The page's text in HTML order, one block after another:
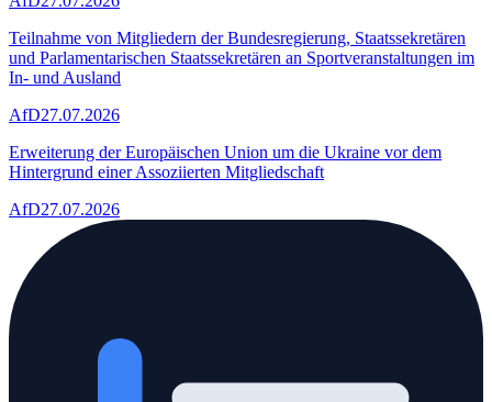
Teilnahme von Mitgliedern der Bundesregierung, Staatssekretären
und Parlamentarischen Staatssekretären an Sportveranstaltungen im
In- und Ausland
AfD27.07.2026
Erweiterung der Europäischen Union um die Ukraine vor dem
Hintergrund einer Assoziierten Mitgliedschaft
AfD27.07.2026